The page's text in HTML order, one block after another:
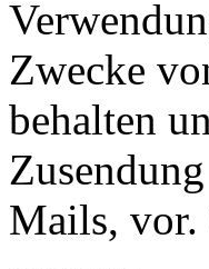
Zwecke
behalten
Mails, vor.